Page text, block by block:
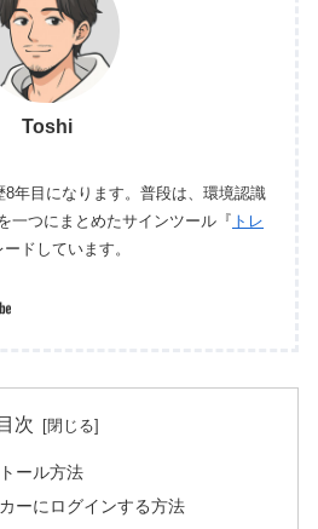
Toshi
年目になります。普段は、環境認識
一つにまとめたサインツール『 トレ
ドしています。
目次
ール方法
ーにログインする方法